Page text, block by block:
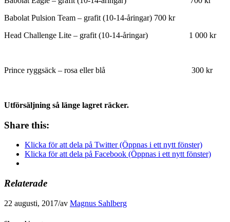
Babolat Pulsion Team – grafit (10-14-åringar) 700 kr
Head Challenge Lite – grafit (10-14-åringar) 1 000 kr
Prince ryggsäck – rosa eller blå 300 kr
Utförsäljning så länge lagret räcker.
Share this:
Klicka för att dela på Twitter (Öppnas i ett nytt fönster)
Klicka för att dela på Facebook (Öppnas i ett nytt fönster)
Relaterade
22 augusti, 2017/av Magnus Sahlberg